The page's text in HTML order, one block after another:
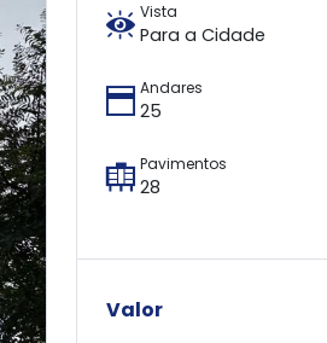
Vista
Para a Cidade
Andares
25
Pavimentos
28
Valor